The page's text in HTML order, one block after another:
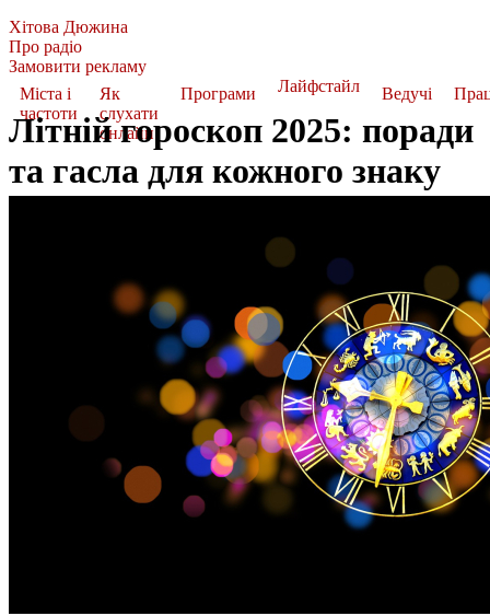
Хітова Дюжина
Про радіо
Замовити рекламу
Міста і
частоти
Як
слухати
онлайн
Програми Лайфстайл Ведучі
Літній гороскоп 2025: поради
та гасла для кожного знаку